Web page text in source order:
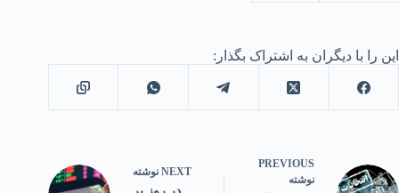
این را با دیگران به اشتراک بگذار:
PREVIOUS
نوشته
NEXT نوشته